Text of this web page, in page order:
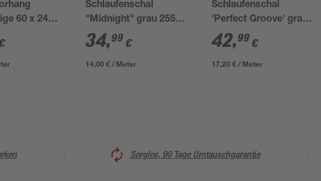
60 x 245
Schlaufenschal
"Midnight" grau 255 x
140 cm
34,99 €
14,00 € / Meter
Schlaufenschal
'Perfect Groove' grau
135 x 255 cm
42,99 €
17,20 € / Meter
Sorglos, 90 Tage Umtauschgarantie